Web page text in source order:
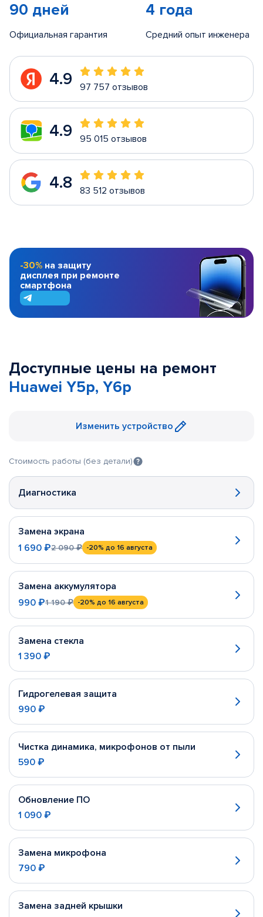
90 дней
Официальная гарантия
4 года
Средний опыт инженера
4.9 97 757 отзывов
4.9 95 015 отзывов
4.8 83 512 отзывов
-30% на защиту
дисплея при ремонте
смартфона
Доступные цены на ремонт
Huawei Y5p, Y6p
Изменить устройство
Стоимость работы (без детали)
Диагностика
Замена экрана
1 690 ₽2 090 ₽ -20% до 16 августа
Замена аккумулятора
990 ₽1 190 ₽ -20% до 16 августа
Замена стекла
1 390 ₽
Гидрогелевая защита
990 ₽
Чистка динамика, микрофонов от пыли
590 ₽
Обновление ПО
1 090 ₽
Замена микрофона
790 ₽
Замена задней крышки